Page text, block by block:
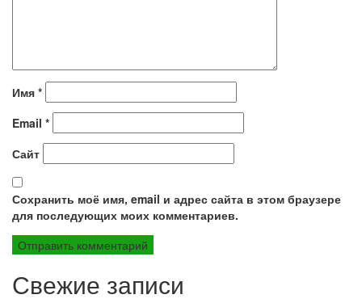
Имя *
Email *
Сайт
Сохранить моё имя, email и адрес сайта в этом браузере
для последующих моих комментариев.
Свежие записи